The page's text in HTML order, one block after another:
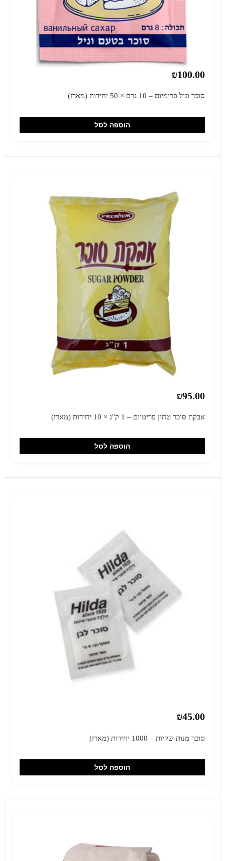
₪100.00
סוכר וניל פרימיום – 10 גרם × 50 יחידות (מארז)
הוספה לסל
₪95.00
אבקת סוכר טחון פרימיום – 1 ק"ג × 10 יחידות (מארז)
הוספה לסל
₪45.00
סוכר מנות שקיות – 1000 יחידות (מארז)
הוספה לסל